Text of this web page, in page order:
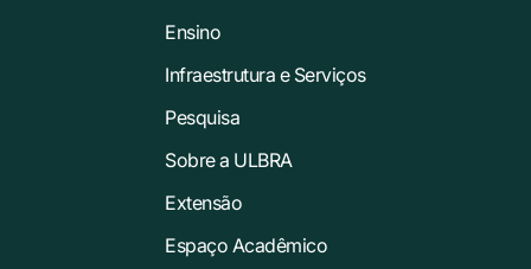
Ensino
Infraestrutura e Serviços
Pesquisa
Sobre a ULBRA
Extensão
Espaço Acadêmico